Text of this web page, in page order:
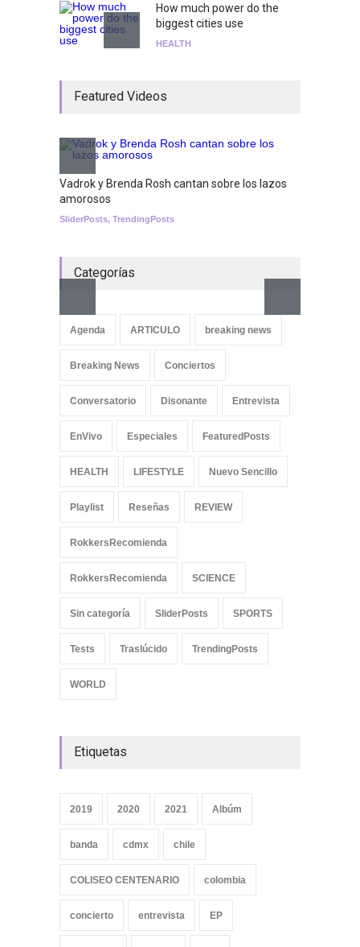
How much power do the
biggest cities use
HEALTH
el show de Richie O'Farrill
becoming a reality
Featured Videos
Vadrok y Brenda Rosh cantan sobre los lazos
amorosos
SliderPosts, TrendingPosts
Categorías
Agenda ARTICULO breaking news
Breaking News Conciertos
Conversatorio Disonante Entrevista
EnVivo Especiales FeaturedPosts
HEALTH LIFESTYLE Nuevo Sencillo
Playlist Reseñas REVIEW
RokkersRecomienda
RokkersRecomienda SCIENCE
Sin categoría SliderPosts SPORTS
Tests Traslúcido TrendingPosts
WORLD
Etiquetas
2019 2020 2021 Albúm
banda cdmx chile
COLISEO CENTENARIO colombia
concierto entrevista EP